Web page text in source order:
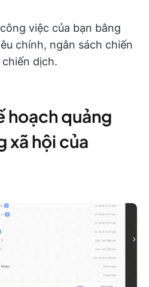
việc của bạn bằng
chính, ngân sách chiến
dịch.
hoạch quảng
xã hội của